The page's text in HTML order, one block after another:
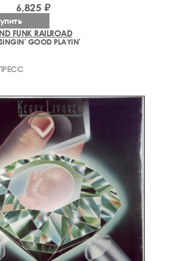
FUNK RAILROAD
GOOD PLAYIN'
6,825 ₽